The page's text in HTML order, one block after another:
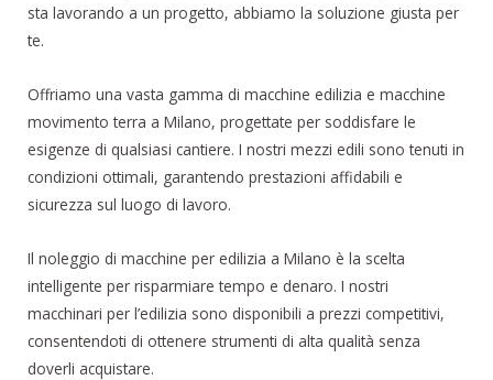
sta lavorando a un progetto, abbiamo la soluzione giusta per
te.
Offriamo una vasta gamma di macchine edilizia e macchine
movimento terra a Milano, progettate per soddisfare le
esigenze di qualsiasi cantiere. I nostri mezzi edili sono tenuti in
condizioni ottimali, garantendo prestazioni affidabili e
sicurezza sul luogo di lavoro.
Il noleggio di macchine per edilizia a Milano è la scelta
intelligente per risparmiare tempo e denaro. I nostri
macchinari per l’edilizia sono disponibili a prezzi competitivi,
consentendoti di ottenere strumenti di alta qualità senza
doverli acquistare.